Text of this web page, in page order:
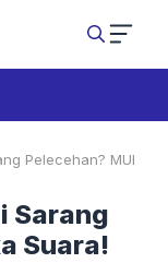
Pelecehan? MUI
Sarang
Suara!